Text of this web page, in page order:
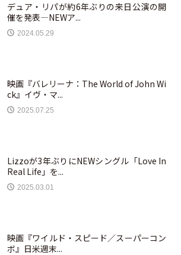
デュア・リパが約6年ぶりの来日公演の開
催を発表—NEWア...
2024.05.29
映画『バレリーナ：The World of John Wi
ck』イヴ・マ...
2025.07.25
Lizzoが3年ぶりにNEWシングル「Love In
Real Life」を...
2025.03.01
映画『ワイルド・スピード／スーパーコン
ボ』日米週末...